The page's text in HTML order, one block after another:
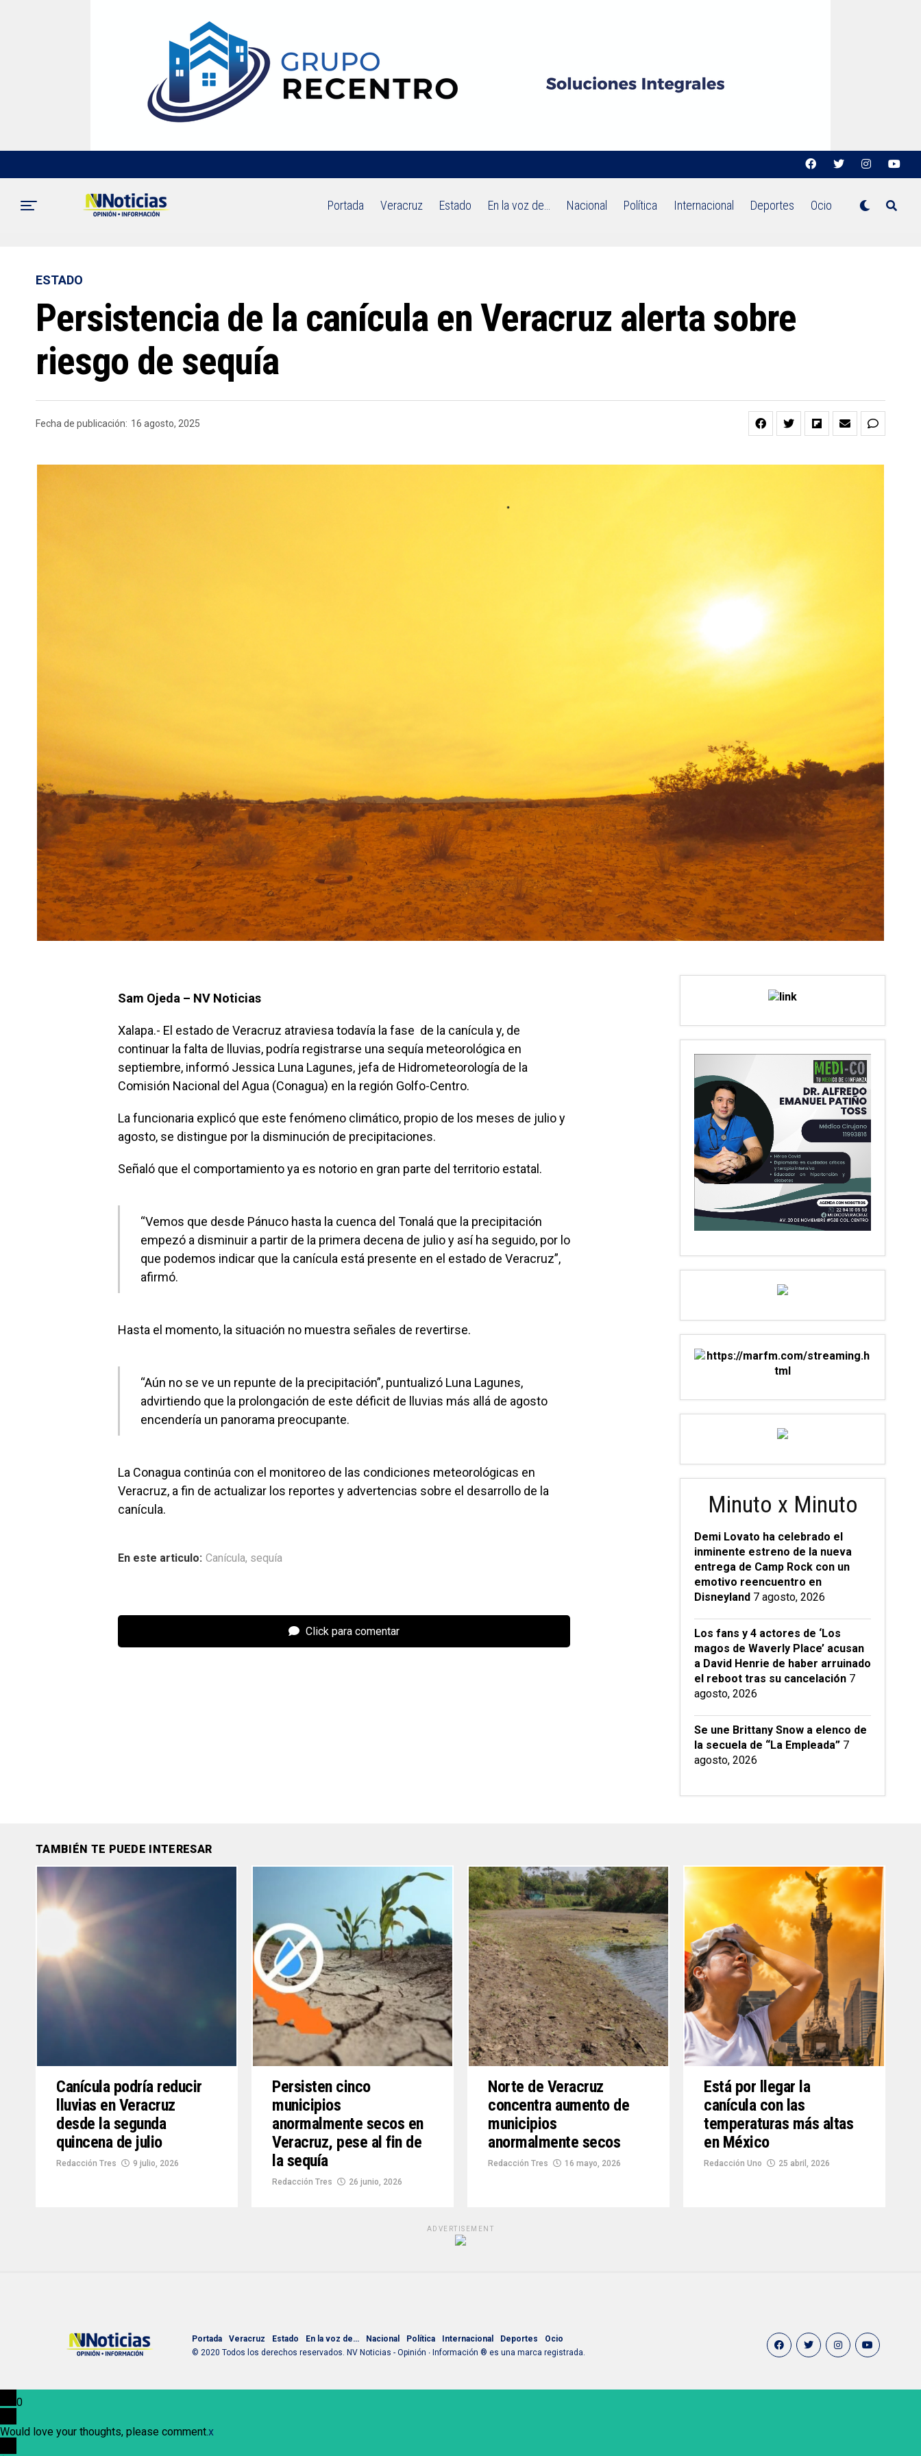
Portada Veracruz Estado En la voz de… Nacional Política Internacional Deportes Ocio
ESTADO
Persistencia de la canícula en Veracruz alerta sobre
riesgo de sequía
Fecha de publicación: 16 agosto, 2025
Sam Ojeda – NV Noticias
Xalapa.- El estado de Veracruz atraviesa todavía la fase de la canícula y, de
continuar la falta de lluvias, podría registrarse una sequía meteorológica en
septiembre, informó Jessica Luna Lagunes, jefa de Hidrometeorología de la
Comisión Nacional del Agua (Conagua) en la región Golfo-Centro.
La funcionaria explicó que este fenómeno climático, propio de los meses de julio y
agosto, se distingue por la disminución de precipitaciones.
Señaló que el comportamiento ya es notorio en gran parte del territorio estatal.
“Vemos que desde Pánuco hasta la cuenca del Tonalá que la precipitación
empezó a disminuir a partir de la primera decena de julio y así ha seguido, por lo
que podemos indicar que la canícula está presente en el estado de Veracruz”,
afirmó.
Hasta el momento, la situación no muestra señales de revertirse.
“Aún no se ve un repunte de la precipitación”, puntualizó Luna Lagunes,
advirtiendo que la prolongación de este déficit de lluvias más allá de agosto
encendería un panorama preocupante.
La Conagua continúa con el monitoreo de las condiciones meteorológicas en
Veracruz, a fin de actualizar los reportes y advertencias sobre el desarrollo de la
canícula.
En este articulo: Canícula, sequía
Click para comentar
Minuto x Minuto
Demi Lovato ha celebrado el
inminente estreno de la nueva
entrega de Camp Rock con un
emotivo reencuentro en
Disneyland 7 agosto, 2026
Los fans y 4 actores de ‘Los
magos de Waverly Place’ acusan
a David Henrie de haber arruinado
el reboot tras su cancelación 7
agosto, 2026
Se une Brittany Snow a elenco de
la secuela de “La Empleada” 7
agosto, 2026
TAMBIÉN TE PUEDE INTERESAR
Canícula podría reducir
lluvias en Veracruz
desde la segunda
quincena de julio
Redacción Tres 9 julio, 2026
Persisten cinco
municipios
anormalmente secos en
Veracruz, pese al fin de
la sequía
Redacción Tres 26 junio, 2026
Norte de Veracruz
concentra aumento de
municipios
anormalmente secos
Redacción Tres 16 mayo, 2026
Está por llegar la
canícula con las
temperaturas más altas
en México
Redacción Uno 25 abril, 2026
ADVERTISEMENT
Portada Veracruz Estado En la voz de… Nacional Política Internacional Deportes
Ocio
© 2020 Todos los derechos reservados. NV Noticias - Opinión ∙ Información ® es una marca registrada.
0
Would love your thoughts, please comment.x